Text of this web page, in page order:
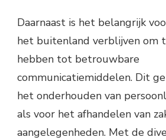
Daarnaast is het belangrijk
het buitenland verblijven om
hebben tot betrouwbare
communicatiemiddelen. Dit
het onderhouden van
als voor het afhandelen van
aangelegenheden. Met de